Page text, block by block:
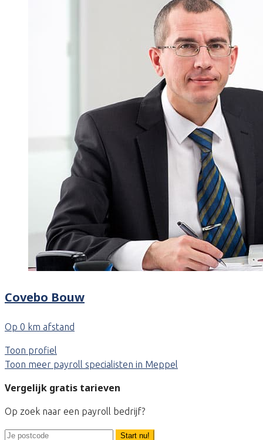
Covebo Bouw
Op 0 km afstand
Toon profiel
Toon meer payroll specialisten in Meppel
Vergelijk gratis tarieven
Op zoek naar een payroll bedrijf?
Start nu!